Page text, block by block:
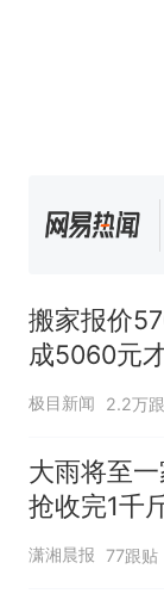
搬家报价
成5060元
子傻眼
极目新闻 2.2万
大雨将至
抢收完1千
潇湘晨报 77跟贴